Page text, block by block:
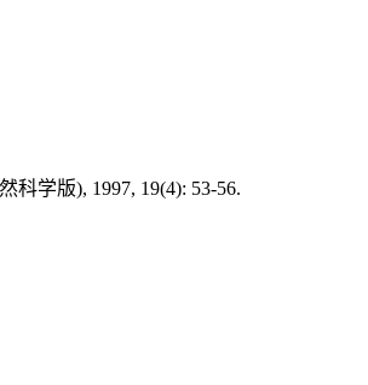
科学版), 1997, 19(4): 53-56.